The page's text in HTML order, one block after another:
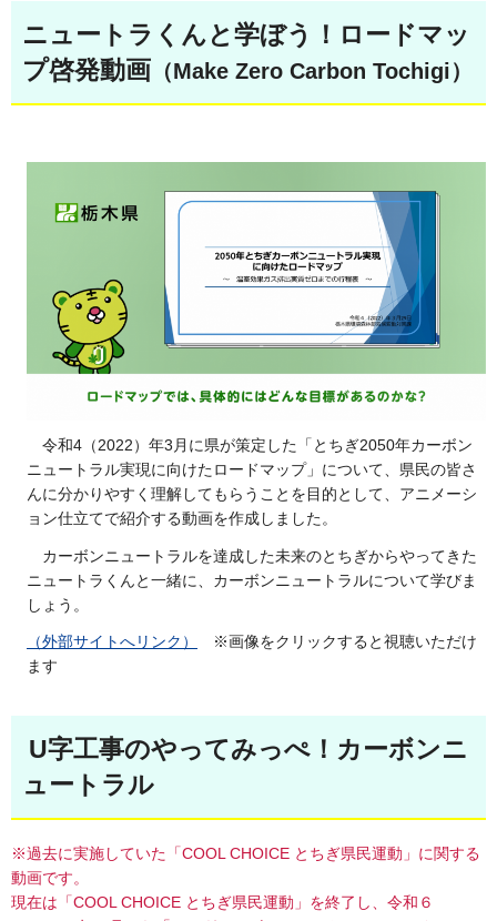
ニュートラくんと学ぼう！ロードマッ
プ啓発動画 （Make Zero Carbon Tochigi）
令和4（2022）年3月に県が策定した「とちぎ2050年カーボン
ニュートラル実現に向けたロードマップ」について、県民の皆さ
んに分かりやすく理解してもらうことを目的として、アニメーシ
ョン仕立てで紹介する動画を作成しました。
カーボンニュートラルを達成した未来のとちぎからやってきた
ニュートラくんと一緒に、カーボンニュートラルについて学びま
しょう。
（外部サイトへリンク）
※画像をクリックすると視聴いただけ
ます
U字工事のやってみっぺ！カーボンニ
ュートラル
※過去に実施していた「COOL CHOICE とちぎ県民運動」に関する
動画です。
現在は「COOL CHOICE とちぎ県民運動」を終了し、令和６